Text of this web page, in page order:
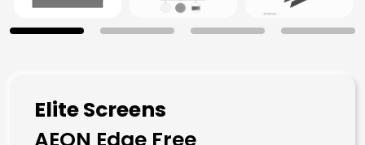
Elite Screens